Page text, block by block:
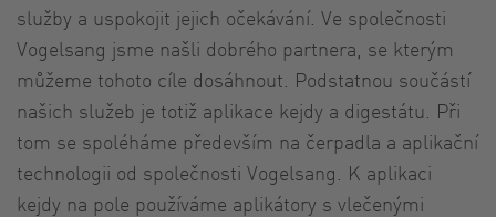
služby a uspokojit jejich očekávání. Ve společnosti
Vogelsang jsme našli dobrého partnera, se kterým
můžeme tohoto cíle dosáhnout. Podstatnou součástí
našich služeb je totiž aplikace kejdy a digestátu. Při
tom se spoléháme především na čerpadla a aplikační
technologii od společnosti Vogelsang. K aplikaci
kejdy na pole používáme aplikátory s vlečenými